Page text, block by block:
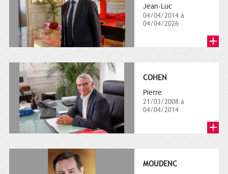
Jean-Luc
04/04/2014 à
04/04/2026
COHEN
Pierre
21/03/2008 à
04/04/2014
MOUDENC